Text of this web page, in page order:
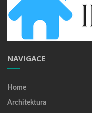
NAVIGACE
Home
Architektura